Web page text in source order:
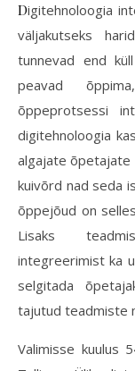
Digitehnoloogia integreerimist peetakse üheks peamiseks
väljakutseks
tunnevad end
peavad
õppeprotsessi
digitehnoloogia
algajate õpetajate
kuivõrd nad seda
õppejõud on
Lisaks
integreerimist ka
selgitada
tajutud teadmiste
Valimisse kuulus